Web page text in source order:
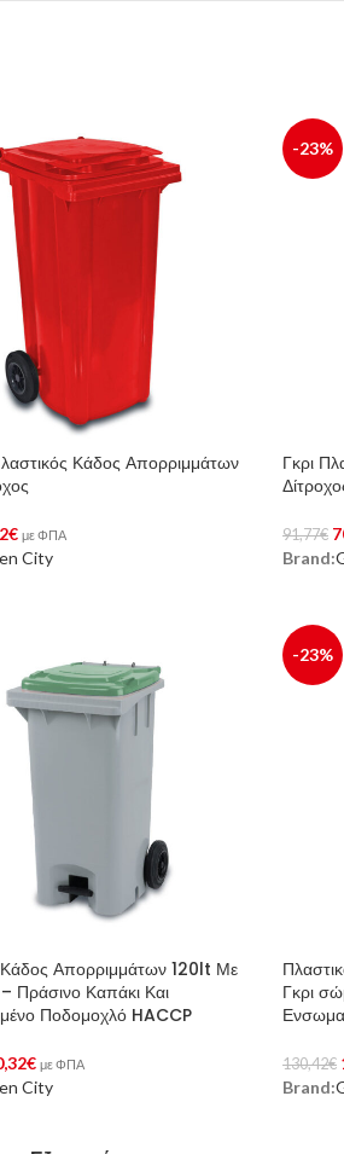
Κάδος Απορριμμάτων
€ με ΦΠΑ
City
-23%
Γκρι
91,77€
Αγορά
Brand:
Κάδος Απορριμμάτων 120lt Με
Πράσινο Καπάκι Και
Ποδομοχλό HACCP
€ με ΦΠΑ
City
-23%
Γκρι
130,42€
Αγορά
Brand: